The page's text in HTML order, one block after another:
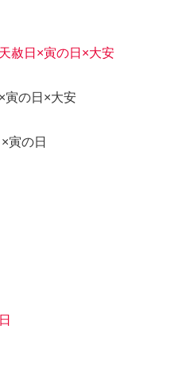
赦日×寅の日×大安
の日×大安
寅の日